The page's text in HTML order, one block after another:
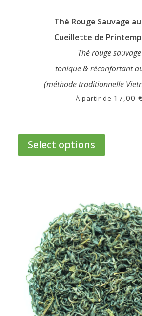
Thé Rouge Sauvage
Cueillette de
Thé rouge sauvage
tonique & réconfortant
(méthode traditionnelle
À partir de 17,00 €
Select options
may
be
chosen
on
the
product
page